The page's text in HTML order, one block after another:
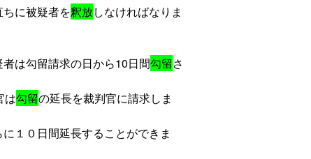
に被疑者を釈放しなければなりま
は勾留請求の日から10日間勾留さ
は勾留の延長を裁判官に請求しま
１０日間延長することができま